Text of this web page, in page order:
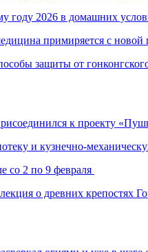
году 2026 в домашних
примиряется с
защиты от
к проекту
и кузнечно-
со 2 по 9 февраля
о древних крепостях